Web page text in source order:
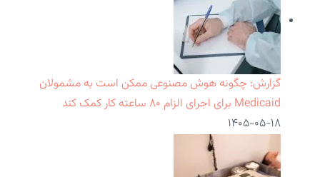
گزارش: چگونه هوش مصنوعی ممکن است به مشمولان
Medicaid برای اجرای الزام ۸۰ ساعته کار کمک کند
۱۴۰۵-۰۵-۱۸